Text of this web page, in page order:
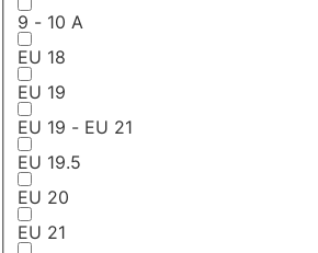
9 - 10 A
EU 18
EU 19
EU 19 - EU 21
EU 19.5
EU 20
EU 21